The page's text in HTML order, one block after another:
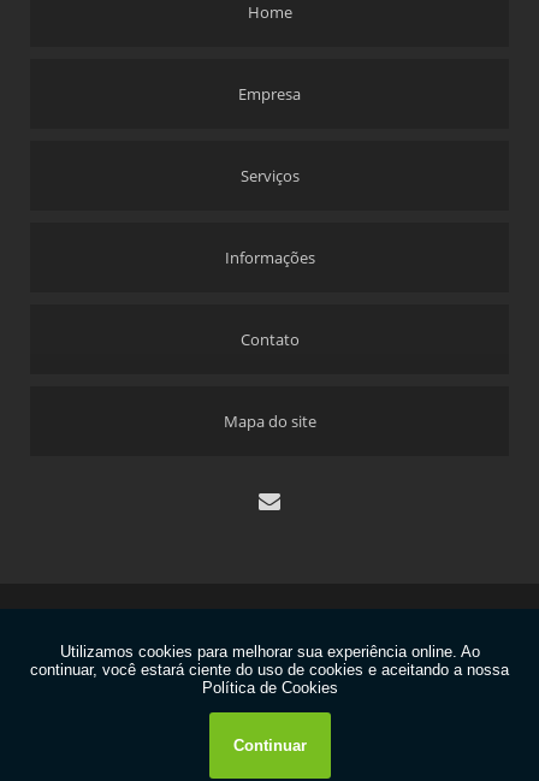
contato@dekyplast.com.br
11 99861-7032| 11 2429-7333
Home
Empresa
Serviços
Informações
Contato
Mapa do site
W3C
W3C